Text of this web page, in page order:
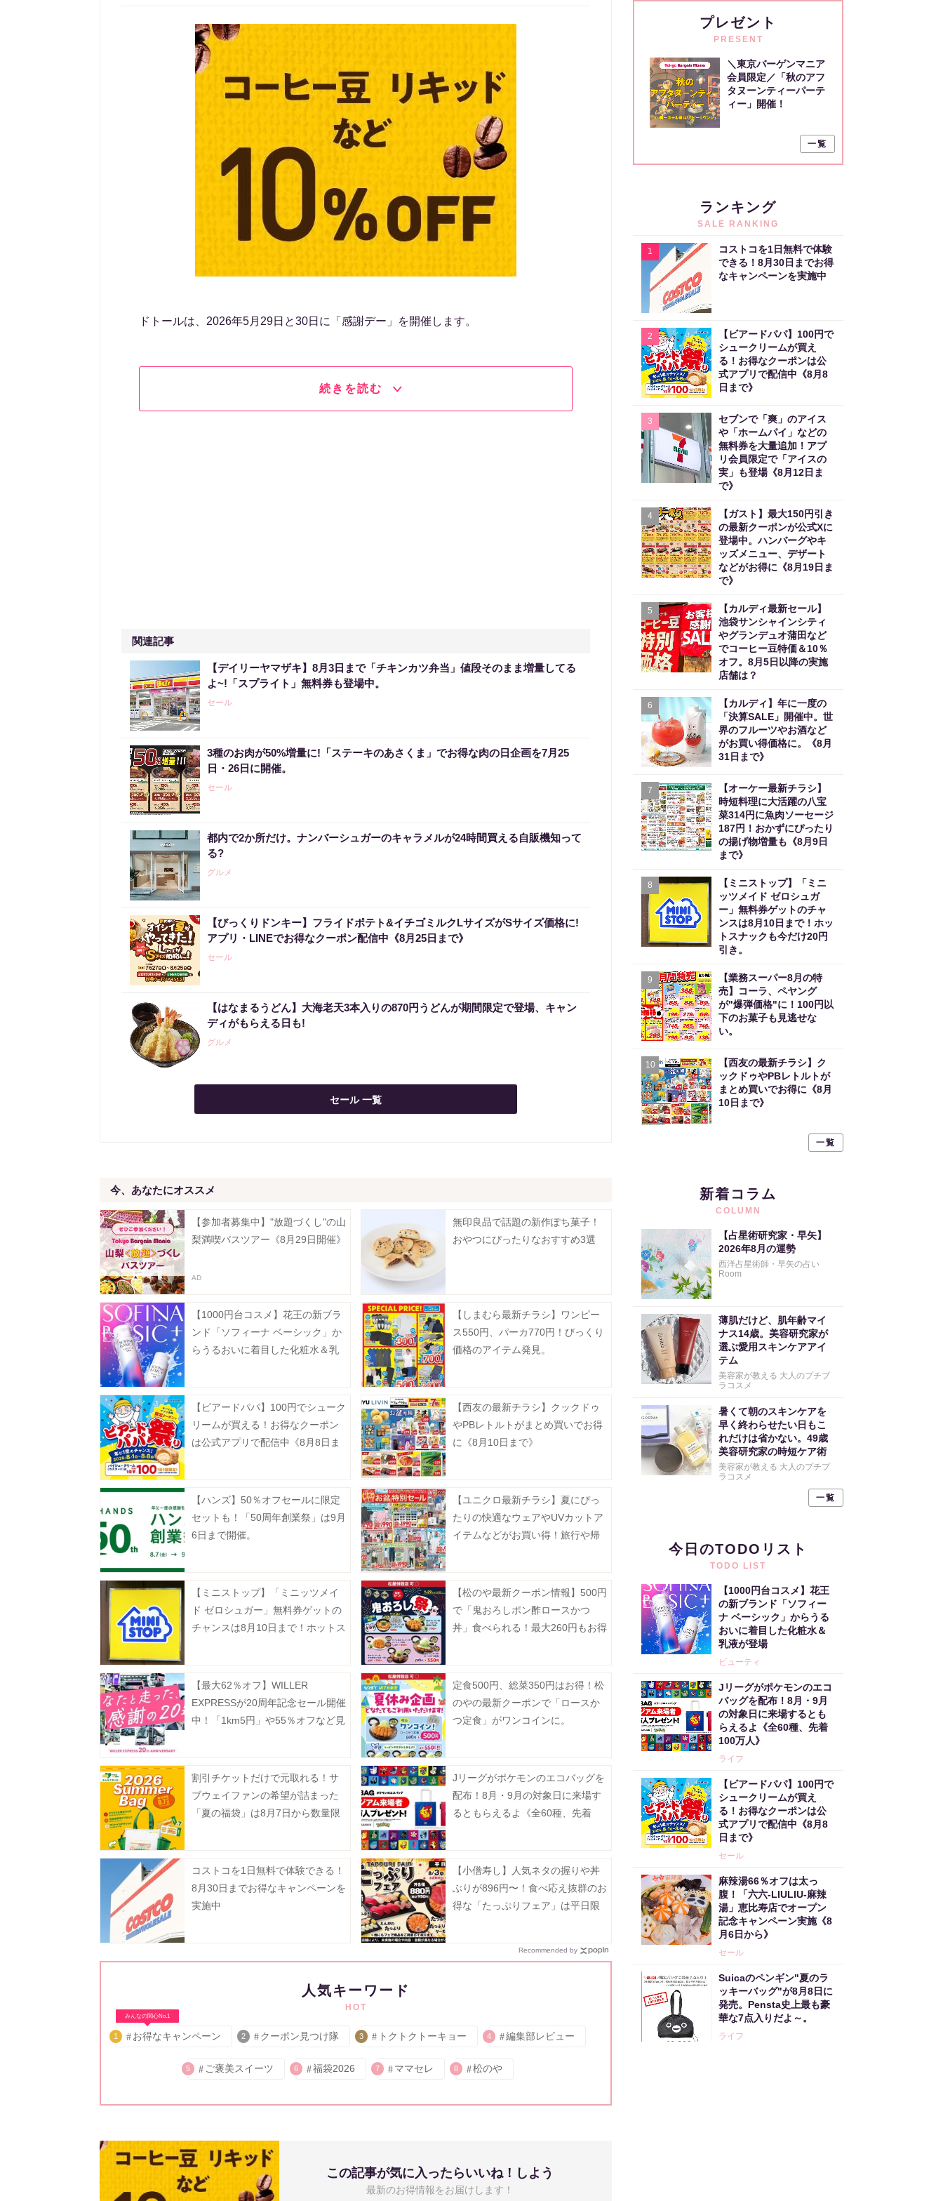
ドトールは、2026年5月29日と30日に「感謝デー」を開催します。
続きを読む
関連記事
【デイリーヤマザキ】8月3日まで「チキンカツ弁当」値段そのまま増量してる
よ~!「スプライト」無料券も登場中。
セール
3種のお肉が50%増量に!「ステーキのあさくま」でお得な肉の日企画を7月25
日・26日に開催。
セール
都内で2か所だけ。ナンバーシュガーのキャラメルが24時間買える自販機知って
る?
グルメ
【びっくりドンキー】フライドポテト&イチゴミルクLサイズがSサイズ価格に!
アプリ・LINEでお得なクーポン配信中《8月25日まで》
セール
【はなまるうどん】大海老天3本入りの870円うどんが期間限定で登場、キャン
ディがもらえる日も!
グルメ
セール 一覧
今、あなたにオススメ
【参加者募集中】"放題づくし"の山
梨満喫バスツアー《8月29日開催》
無印良品で話題の新作ぽち菓子！
おやつにぴったりなおすすめ3選
【1000円台コスメ】花王の新ブラ
ンド「ソフィーナ ベーシック」か
らうるおいに着目した化粧水＆乳
【しまむら最新チラシ】ワンピー
ス550円、パーカ770円！びっくり
価格のアイテム発見。
【ビアードパパ】100円でシューク
リームが買える！お得なクーポン
は公式アプリで配信中《8月8日ま
【西友の最新チラシ】クックドゥ
やPBレトルトがまとめ買いでお得
に《8月10日まで》
【ハンズ】50％オフセールに限定
セットも！「50周年創業祭」は9月
6日まで開催。
【ユニクロ最新チラシ】夏にぴっ
たりの快適なウェアやUVカットア
イテムなどがお買い得！旅行や帰
【ミニストップ】「ミニッツメイ
ド ゼロシュガー」無料券ゲットの
チャンスは8月10日まで！ホットス
【松のや最新クーポン情報】500円
で「鬼おろしポン酢ロースかつ
丼」食べられる！最大260円もお得
【最大62％オフ】WILLER
EXPRESSが20周年記念セール開催
中！「1km5円」や55％オフなど見
定食500円、総菜350円はお得！松
のやの最新クーポンで「ロースか
つ定食」がワンコインに。
割引チケットだけで元取れる！サ
ブウェイファンの希望が詰まった
「夏の福袋」は8月7日から数量限
Jリーグがポケモンのエコバッグを
配布！8月・9月の対象日に来場す
るともらえるよ《全60種、先着
コストコを1日無料で体験できる！
8月30日までお得なキャンペーンを
実施中
【小僧寿し】人気ネタの握りや丼
ぶりが896円〜！食べ応え抜群のお
得な「たっぷりフェア」は平日限
Recommended by
人気キーワード
HOT
みんなの関心No.1
1 お得なキャンペーン 2 クーポン見つけ隊 3 トクトクトーキョー 4 編集部レビュー
5 ご褒美スイーツ 6 福袋2026 7 ママセレ 8 松のや
この記事が気に入ったらいいね！しよう
最新のお得情報をお届けします！
プレゼント
PRESENT
＼東京バーゲンマニア
会員限定／「秋のアフ
タヌーンティーパーテ
ィー」開催！
一覧
ランキング
SALE RANKING
1
コストコを1日無料で体験
できる！8月30日までお得
なキャンペーンを実施中
2
【ビアードパパ】100円で
シュークリームが買え
る！お得なクーポンは公
式アプリで配信中《8月8
日まで》
3
セブンで「爽」のアイス
や「ホームパイ」などの
無料券を大量追加！アプ
リ会員限定で「アイスの
実」も登場《8月12日ま
で》
4
【ガスト】最大150円引き
の最新クーポンが公式Xに
登場中。ハンバーグやキ
ッズメニュー、デザート
などがお得に《8月19日ま
で》
5
【カルディ最新セール】
池袋サンシャインシティ
やグランデュオ蒲田など
でコーヒー豆特価＆10％
オフ。8月5日以降の実施
店舗は？
6
【カルディ】年に一度の
「決算SALE」開催中。世
界のフルーツやお酒など
がお買い得価格に。《8月
31日まで》
7
【オーケー最新チラシ】
時短料理に大活躍の八宝
菜314円に魚肉ソーセージ
187円！おかずにぴったり
の揚げ物増量も《8月9日
まで》
8
【ミニストップ】「ミニ
ッツメイド ゼロシュガ
ー」無料券ゲットのチャ
ンスは8月10日まで！ホッ
トスナックも今だけ20円
引き。
9
【業務スーパー8月の特
売】コーラ、ペヤング
が"爆弾価格"に！100円以
下のお菓子も見逃せな
い。
10
【西友の最新チラシ】ク
ックドゥやPBレトルトが
まとめ買いでお得に《8月
10日まで》
一覧
新着コラム
COLUMN
【占星術研究家・早矢】
2026年8月の運勢
西洋占星術師・早矢の占い
Room
薄肌だけど、肌年齢マイ
ナス14歳。美容研究家が
選ぶ愛用スキンケアアイ
テム
美容家が教える 大人のプチプ
ラコスメ
暑くて朝のスキンケアを
早く終わらせたい日もこ
れだけは省かない。49歳
美容研究家の時短ケア術
美容家が教える 大人のプチプ
ラコスメ
一覧
今日のTODOリスト
TODO LIST
【1000円台コスメ】花王
の新ブランド「ソフィー
ナ ベーシック」からうる
おいに着目した化粧水＆
乳液が登場
ビューティ
Jリーグがポケモンのエコ
バッグを配布！8月・9月
の対象日に来場するとも
らえるよ《全60種、先着
100万人》
ライフ
【ビアードパパ】100円で
シュークリームが買え
る！お得なクーポンは公
式アプリで配信中《8月8
日まで》
セール
麻辣湯66％オフは太っ
腹！「六六-LIULIU-麻辣
湯」恵比寿店でオープン
記念キャンペーン実施《8
月6日から》
セール
Suicaのペンギン"夏のラ
ッキーバッグ"が8月8日に
発売。Pensta史上最も豪
華な7点入りだよ～。
ライフ